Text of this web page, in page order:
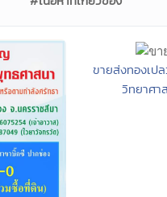
ขายส่งทองเป
วิทยาศา